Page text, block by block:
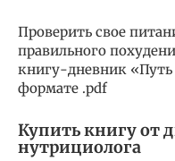
Проверить свое
правильного
книгу-дневник
формате .pdf
Купить книгу от
нутрициолога